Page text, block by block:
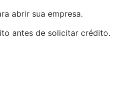
abrir sua empresa.
antes de solicitar crédito.